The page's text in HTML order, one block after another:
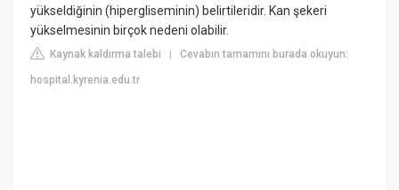
yükseldiğinin (hipergliseminin) belirtileridir. Kan şekeri
yükselmesinin birçok nedeni olabilir.
Kaynak kaldırma talebi |Cevabın tamamını burada okuyun:
hospital.kyrenia.edu.tr